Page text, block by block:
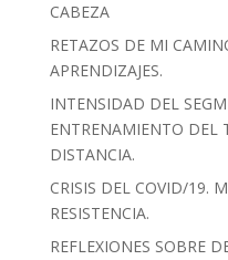
CABEZA
RETAZOS DE MI
APRENDIZAJES.
INTENSIDAD DEL
ENTRENAMIENTO DEL
DISTANCIA.
CRISIS DEL COVID/19.
RESISTENCIA.
REFLEXIONES SOBRE